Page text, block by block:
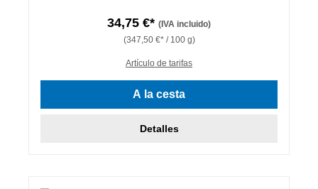
34,75 €* (IVA incluido)
(347,50 €* / 100 g)
Artículo de tarifas
A la cesta
Detalles